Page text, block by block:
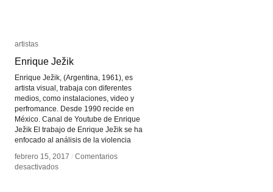
artistas
Enrique Ježik
Enrique Ježik, (Argentina, 1961), es
artista visual, trabaja con diferentes
medios, como instalaciones, video y
perfromance. Desde 1990 recide en
México. Canal de Youtube de Enrique
Ježik El trabajo de Enrique Ježik se ha
enfocado al análisis de la violencia
febrero 15, 2017 / Comentarios
desactivadosen
artistas
Enrique Ježik
febrero 15, 2017 / Comentarios
desactivadosen